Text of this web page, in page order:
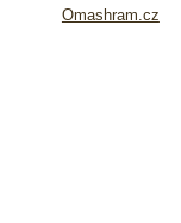
Omashram.cz